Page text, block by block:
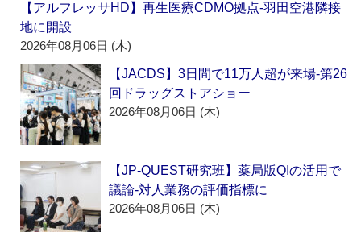
【アルフレッサHD】再生医療CDMO拠点‐羽田空港隣接
地に開設
2026年08月06日 (木)
【JACDS】3日間で11万人超が来場‐第26
回ドラッグストアショー
2026年08月06日 (木)
【JP-QUEST研究班】薬局版QIの活用で
議論‐対人業務の評価指標に
2026年08月06日 (木)